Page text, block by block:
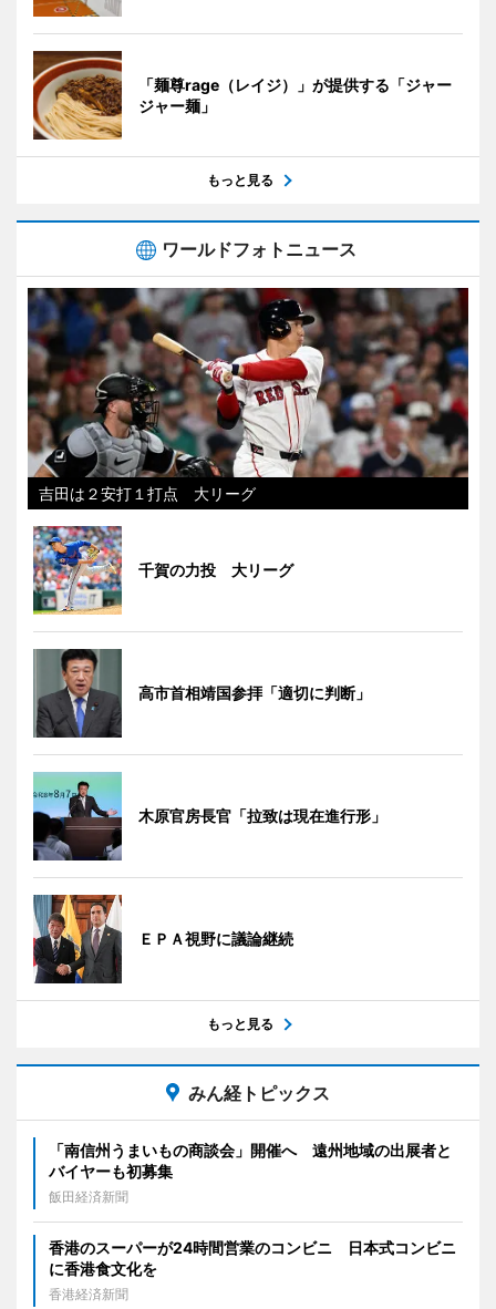
「麺尊rage（レイジ）」が提供する「ジャー
ジャー麺」
もっと見る
ワールドフォトニュース
吉田は２安打１打点 大リーグ
千賀の力投 大リーグ
高市首相靖国参拝「適切に判断」
木原官房長官「拉致は現在進行形」
ＥＰＡ視野に議論継続
もっと見る
みん経トピックス
「南信州うまいもの商談会」開催へ 遠州地域の出展者と
バイヤーも初募集
飯田経済新聞
香港のスーパーが24時間営業のコンビニ 日本式コンビニ
に香港食文化を
香港経済新聞